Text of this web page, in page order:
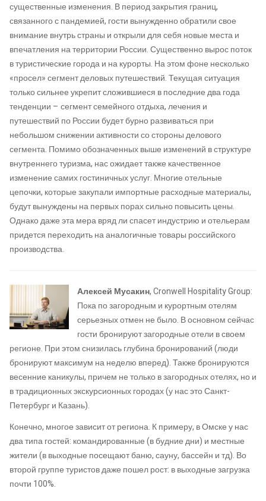
существенные изменения. В период закрытия границ,
связанного с пандемией, гости вынужденно обратили свое
внимание внутрь страны и открыли для себя новые места и
впечатления на территории России. Существенно вырос поток
в туристические города и на курорты. На этом фоне несколько
«просел» сегмент деловых путешествий. Текущая ситуация
только сильнее укрепит сложившиеся в последние два года
тенденции – сегмент семейного отдыха, лечения и
путешествий по России будет бурно развиваться при
небольшом снижении активности со стороны делового
сегмента. Помимо обозначенных выше изменений в структуре
внутреннего туризма, нас ожидает также качественное
изменение самих гостиничных услуг. Многие отельные
цепочки, которые закупали импортные расходные материалы,
будут вынуждены на первых порах сильно повысить цены.
Однако даже эта мера вряд ли спасет индустрию и отельерам
придется переходить на аналогичные товары российского
производства.
Алексей Мусакин, Cronwell Hospitality Group:
Пока по загородным и курортным отелям
серьезных отмен не было. В основном сейчас
гости бронируют загородные отели в своем
регионе. При этом снизилась глубина бронирований (люди
бронируют максимум на неделю вперед). Также бронируются
весенние каникулы, причем не только в загородных отелях, но и
в традиционных экскурсионных городах (у нас это Санкт-
Петербург и Казань).
Конечно, многое зависит от региона. К примеру, в Омске у нас
два типа гостей: командированные (в будние дни) и местные
жители (в выходные посещают баню, сауну, бассейн и тд). Во
второй группе туристов даже пошел рост: в выходные загрузка
почти 100%.